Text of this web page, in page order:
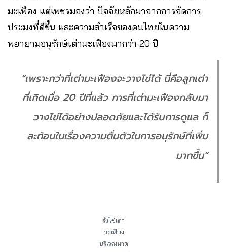
มะเฟือง แต่เพชรมองว่า ปัจจัยหลักมาจากการจัดการ
ประมงที่ดีขึ้น และความสำเร็จของคนไทยในความ
พยายามอนุรักษ์เต่ามะเฟืองมากว่า 20 ปี
“เพราะกว่าที่เต่ามะเฟืองจะวางไข่ได้ นี่คือลูกเต่า
ที่เกิดเมื่อ 20 ปีที่แล้ว การที่เต่ามะเฟืองกลับมา
วางไข่ได้อย่างปลอดภัยและได้รับการดูแล ก็
สะท้อนในเรื่องความตื่นตัวในการอนุรักษ์ที่เพิ่ม
มากขึ้น”
รังไข่เต่า
มะเฟือง
บริเวณหาด